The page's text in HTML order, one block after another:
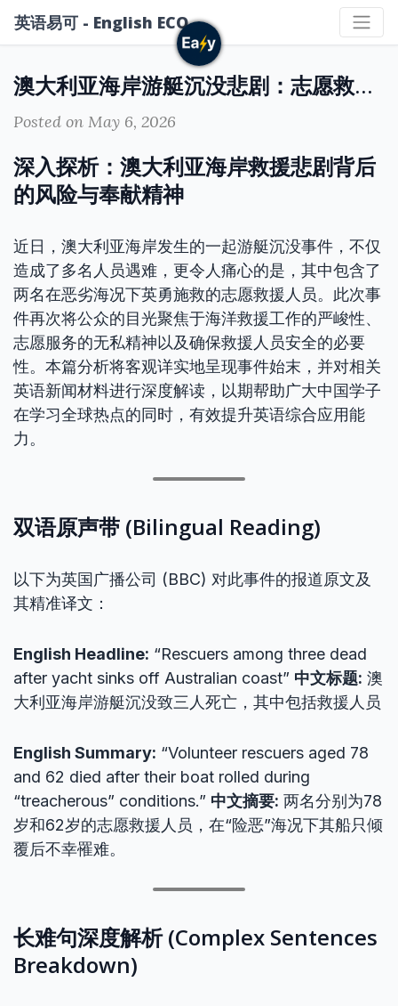
英语易可 - English ECO
澳大利亚海岸游艇沉没悲剧：志愿救援人员殉职，引发深思
Posted on May 6, 2026
深入探析：澳大利亚海岸救援悲剧背后
的风险与奉献精神
近日，澳大利亚海岸发生的一起游艇沉没事件，不仅
造成了多名人员遇难，更令人痛心的是，其中包含了
两名在恶劣海况下英勇施救的志愿救援人员。此次事
件再次将公众的目光聚焦于海洋救援工作的严峻性、
志愿服务的无私精神以及确保救援人员安全的必要
性。本篇分析将客观详实地呈现事件始末，并对相关
英语新闻材料进行深度解读，以期帮助广大中国学子
在学习全球热点的同时，有效提升英语综合应用能
力。
双语原声带 (Bilingual Reading)
以下为英国广播公司 (BBC) 对此事件的报道原文及
其精准译文：
English Headline: “Rescuers among three dead
after yacht sinks off Australian coast” 中文标题: 澳
大利亚海岸游艇沉没致三人死亡，其中包括救援人员
English Summary: “Volunteer rescuers aged 78
and 62 died after their boat rolled during
“treacherous” conditions.” 中文摘要: 两名分别为78
岁和62岁的志愿救援人员，在“险恶”海况下其船只倾
覆后不幸罹难。
长难句深度解析 (Complex Sentences
Breakdown)